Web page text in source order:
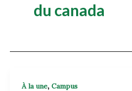
du canada
À la une, Campus